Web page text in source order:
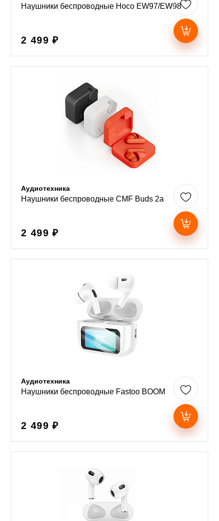
Наушники беспроводные Hoco EW97/EW98
2 499 ₽
Аудиотехника
Наушники беспроводные CMF Buds 2a
2 499 ₽
Аудиотехника
Наушники беспроводные Fastoo BOOM
2 499 ₽